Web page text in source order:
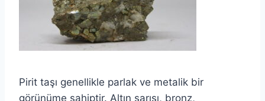
Pirit taşı genellikle parlak ve metalik bir
görünüme sahiptir. Altın sarısı, bronz,